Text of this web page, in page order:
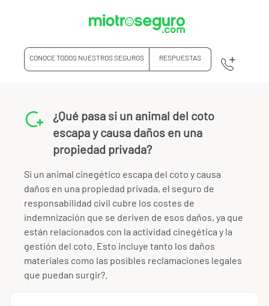
CONOCE TODOS NUESTROS SEGUROS RESPUESTAS
¿Qué pasa si un animal del coto
escapa y causa daños en una
propiedad privada?
Si un animal cinegético escapa del coto y causa
daños en una propiedad privada, el seguro de
responsabilidad civil cubre los costes de
indemnización que se deriven de esos daños, ya que
están relacionados con la actividad cinegética y la
gestión del coto. Esto incluye tanto los daños
materiales como las posibles reclamaciones legales
que puedan surgir?.